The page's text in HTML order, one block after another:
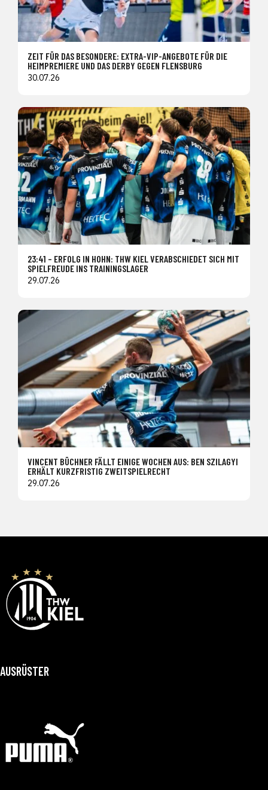
ZEIT FÜR DAS BESONDERE: EXTRA-VIP-ANGEBOTE FÜR DIE
HEIMPREMIERE UND DAS DERBY GEGEN FLENSBURG
30.07.26
23:41 – ERFOLG IN HOHN: THW KIEL VERABSCHIEDET SICH MIT
SPIELFREUDE INS TRAININGSLAGER
29.07.26
VINCENT BÜCHNER FÄLLT EINIGE WOCHEN AUS: BEN SZILAGYI
ERHÄLT KURZFRISTIG ZWEITSPIELRECHT
29.07.26
AUSRÜSTER